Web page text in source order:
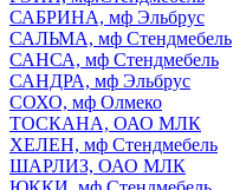
САБРИНА, мф Эльбрус
САЛЬМА, мф Стендмебель
САНСА, мф Стендмебель
САНДРА, мф Эльбрус
СОХО, мф Олмеко
ТОСКАНА, ОАО МЛК
ХЕЛЕН, мф Стендмебель
ШАРЛИЗ, ОАО МЛК